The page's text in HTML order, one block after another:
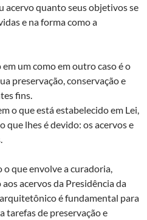
acervo quanto seus objetivos se
e na forma como a
um como em outro caso é o
preservação, conservação e
fins.
o que está estabelecido em Lei,
que lhes é devido: os acervos e
que envolve a curadoria,
acervos da Presidência da
é fundamental para
tarefas de preservação e